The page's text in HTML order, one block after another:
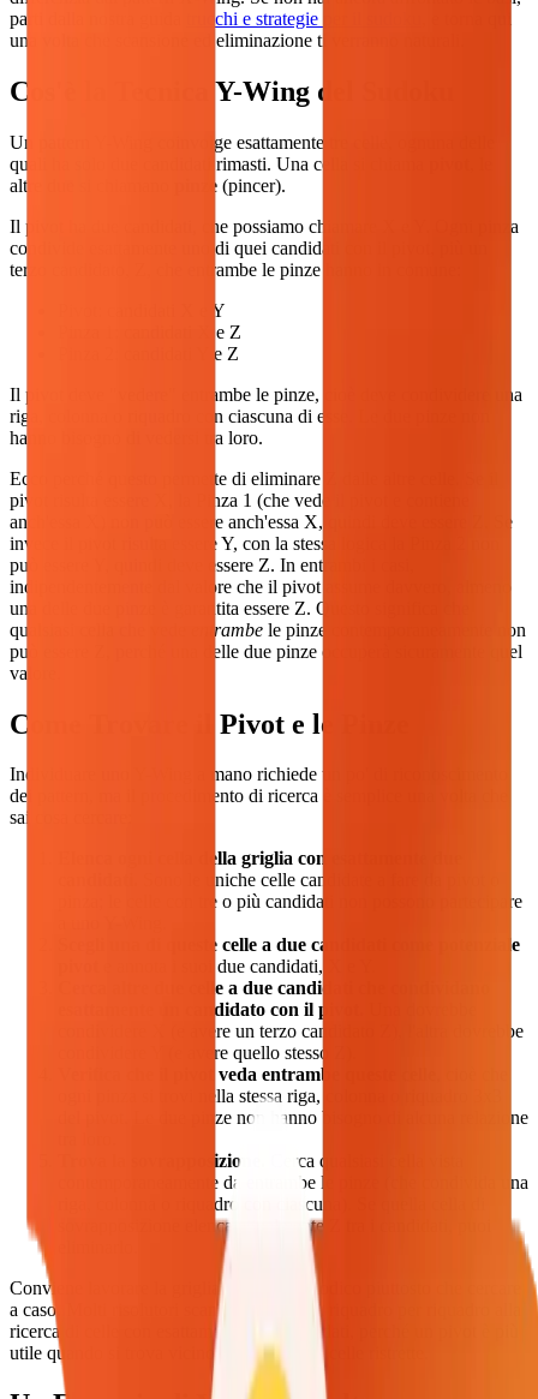
parti dalla nostra guida
trucchi e strategie per il sudoku
una volta che scansione ed eliminazione ti verranno naturali.
Cos'è la Tecnica Y-Wing del Sudoku
Un pattern Y-Wing coinvolge esattamente tre celle, ognuna delle
quali ha solo due candidati rimasti. Una cella si chiama
altre due si chiamano
pinze (pincer).
Il pivot ha due candidati, che possiamo chiamare X e Y. Ogni pinza
condivide esattamente uno di quei candidati con il pivot, più un
terzo candidato, Z, che entrambe le pinze hanno in comune:
Pivot: candidati X e Y
Pinza 1: candidati X e Z
Pinza 2: candidati Y e Z
Il pivot deve "vedere" entrambe le pinze, cioè deve condividere una
riga, colonna o riquadro con ciascuna di esse. Le due pinze non
hanno bisogno di vedersi tra loro.
Ecco perché questo permette di eliminare Z dalle altre celle. Se il
pivot risulta essere X, la Pinza 1 (che vede il pivot e contiene
anch'essa X) non può essere anch'essa X, quindi deve essere Z. Se
invece il pivot risulta essere Y, con la stessa logica la Pinza 2 non
può essere Y, quindi deve essere Z. In entrambi i casi,
indipendentemente dal valore che il pivot assume davvero, almeno
una delle due pinze è garantita essere Z. Questo significa che
qualsiasi cella che vede
entrambe le pinze contemporaneamente non
può essere Z, perché una delle due pinze occuperà sicuramente quel
valore.
Come Trovare il Pivot e le Pinze
Individuare uno Y-Wing a mano richiede un po' di riconoscimento
dei pattern, ma il procedimento di ricerca è semplice una volta che
sai cosa cercare:
Elenca ogni cella della griglia con esattamente due
Sono le uniche celle candidate a fare da pivot o
pinza; le celle con tre o più candidati non possono partecipare
Scegli una di queste celle a due candidati come potenziale
e annota i suoi due candidati, X e Y.
Cerca altre due celle a due candidati che condividano
esattamente un candidato con il pivot.
condividere X (e avere un terzo candidato Z), l'altra dovrebbe
condividere Y (e avere quello stesso Z).
Verifica che il pivot veda entrambe queste celle
ogni pinza si trovi nella stessa riga, colonna o riquadro 3x3
del pivot. Le due pinze non hanno bisogno di alcuna relazione
Trova la sovrapposizione.
Cerca qualsiasi cella vista
contemporaneamente da entrambe le pinze (che condivida una
riga, colonna o riquadro con ciascuna). Se quella cella di
sovrapposizione elenca attualmente Z tra i candidati, puoi
Conviene lavorare la griglia in modo metodico piuttosto che cercare
a caso. Molti risolutori scansionano prima riquadro per riquadro alla
ricerca di celle con esattamente due candidati, perché un pivot è più
utile quando si trova vicino a diverse altre celle ristrette.